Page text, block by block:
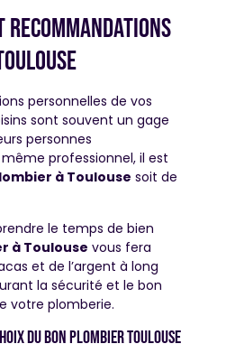
recommandations
personnelles de vos
sont souvent un gage
personnes
professionnel, il est
à Toulouse soit de
le temps de bien
à Toulouse vous fera
et de l’argent à long
la sécurité et le bon
votre plomberie.
du bon plombier toulouse